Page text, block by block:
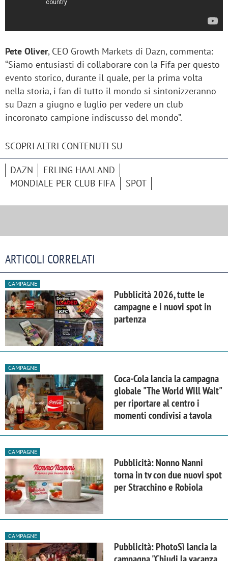
Pete Oliver, CEO Growth Markets di Dazn, commenta:
“Siamo entusiasti di collaborare con la Fifa per questo
evento storico, durante il quale, per la prima volta
nella storia, i fan di tutto il mondo si sintonizzeranno
su Dazn a giugno e luglio per vedere un club
incoronato campione indiscusso del mondo”.
SCOPRI ALTRI CONTENUTI SU
DAZN
ERLING HAALAND
MONDIALE PER CLUB FIFA
SPOT
ARTICOLI CORRELATI
CAMPAGNE
Pubblicità 2026, tutte le
campagne e i nuovi spot in
partenza
CAMPAGNE
Coca-Cola lancia la campagna
globale "The World Will Wait"
per riportare al centro i
momenti condivisi a tavola
CAMPAGNE
Pubblicità: Nonno Nanni
torna in tv con due nuovi spot
per Stracchino e Robiola
CAMPAGNE
Pubblicità: PhotoSì lancia la